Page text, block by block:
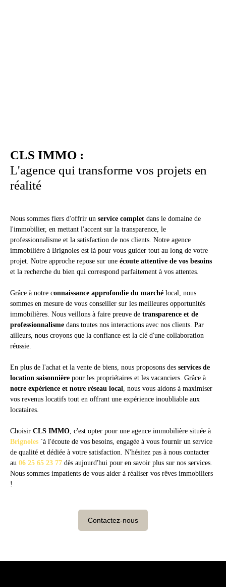
CLS IMMO :
L'agence qui transforme vos projets en
réalité
Nous sommes fiers d'offrir un service complet dans le domaine de
l'immobilier, en mettant l'accent sur la transparence, le
professionnalisme et la satisfaction de nos clients. Notre agence
immobilière à Brignoles est là pour vous guider tout au long de votre
projet. Notre approche repose sur une écoute attentive de vos besoins
et la recherche du bien qui correspond parfaitement à vos attentes.
Grâce à notre connaissance approfondie du marché local, nous
sommes en mesure de vous conseiller sur les meilleures opportunités
immobilières. Nous veillons à faire preuve de transparence et de
professionnalisme dans toutes nos interactions avec nos clients. Par
ailleurs, nous croyons que la confiance est la clé d'une collaboration
réussie.
En plus de l'achat et la vente de biens, nous proposons des services de
location saisonnière pour les propriétaires et les vacanciers. Grâce à
notre expérience et notre réseau local, nous vous aidons à maximiser
vos revenus locatifs tout en offrant une expérience inoubliable aux
locataires.
Choisir CLS IMMO, c'est opter pour une agence immobilière située à
Brignoles `à l'écoute de vos besoins, engagée à vous fournir un service
de qualité et dédiée à votre satisfaction. N'hésitez pas à nous contacter
au 06 25 65 23 77 dès aujourd'hui pour en savoir plus sur nos services.
Nous sommes impatients de vous aider à réaliser vos rêves immobiliers
!
Contactez-nous